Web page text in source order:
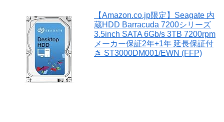
【Amazon.co.jp限定】Seagate 内
蔵HDD Barracuda 7200シリーズ
3.5inch SATA 6Gb/s 3TB 7200rpm
メーカー保証2年+1年 延長保証付
き ST3000DM001/EWN (FFP)